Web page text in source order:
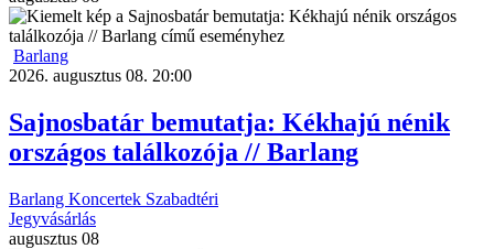
Barlang
2026. augusztus 08. 20:00
Sajnosbatár bemutatja: Kékhajú nénik
országos találkozója // Barlang
Barlang Koncertek Szabadtéri
Jegyvásárlás
augusztus 08